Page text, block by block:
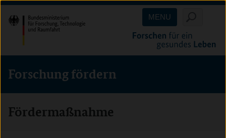
Direkt
zum
Inhalt
(Eingabetaste)
Direkt
zum
Hauptmenu
(Eingabetaste)
Direkt
zur
Suche
(Eingabetaste)
MENU
Forschung fördern
Fördermaßnahme